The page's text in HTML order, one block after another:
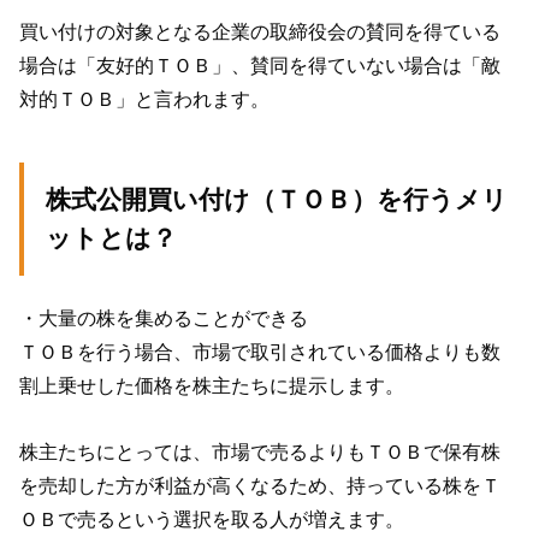
買い付けの対象となる企業の取締役会の賛同を得ている
場合は「友好的ＴＯＢ」、賛同を得ていない場合は「敵
対的ＴＯＢ」と言われます。
株式公開買い付け（ＴＯＢ）を行うメリ
ットとは？
・大量の株を集めることができる
ＴＯＢを行う場合、市場で取引されている価格よりも数
割上乗せした価格を株主たちに提示します。
株主たちにとっては、市場で売るよりもＴＯＢで保有株
を売却した方が利益が高くなるため、持っている株をＴ
ＯＢで売るという選択を取る人が増えます。